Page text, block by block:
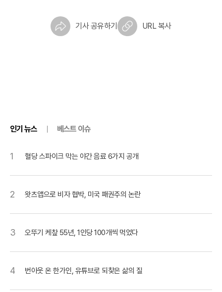
기사 공유하기 URL 복사
인기 뉴스 베스트 이슈
1 혈당 스파이크 막는 야간 음료 6가지 공개
2 왓츠앱으로 비자 협박, 미국 패권주의 논란
3 오뚜기 케챂 55년, 1인당 100개씩 먹었다
4 번아웃 온 한가인, 유튜브로 되찾은 삶의 질